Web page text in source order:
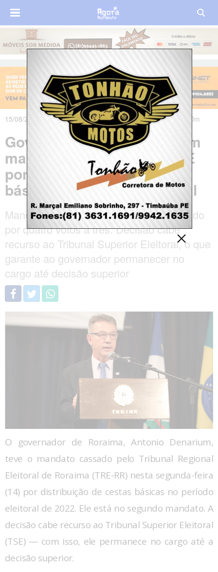
15/08/2023 às 07h40m - Atualizado em 15/08/2023 às 07h50m
Governador de Roraima tem
mandato cassado pelo TRE
por distribuição de cestas
básicas no período eleitoral
Mandato de Antonio Denarium foi cassado
por quatro votos a três. Decisão cabe
recurso ao Tribunal Superior Eleitoral, o que
garante ao governador permanecer no
cargo até decisão superior
O governador de Roraima, Antonio Denarium,
teve o mandato cassado pelo Tribunal Regional
Eleitoral de Roraima (TRE-RR) nesta segunda-feira
(14) por distribuição de cestas básicas no período
eleitoral de 2022. Ele está no segundo mandato. A
decisão cabe recurso ao Tribunal Superior Eleitoral
(TSE) — com isso, ele permanece no cargo até a
decisão superior.